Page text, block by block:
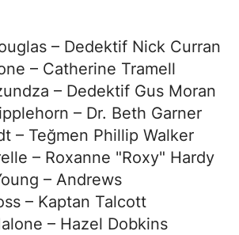
– Dedektif Nick Curran
– Catherine Tramell
– Dedektif Gus Moran
– Dr. Beth Garner
– Teğmen Phillip Walker
– Roxanne "Roxy" Hardy
– Andrews
– Kaptan Talcott
– Hazel Dobkins